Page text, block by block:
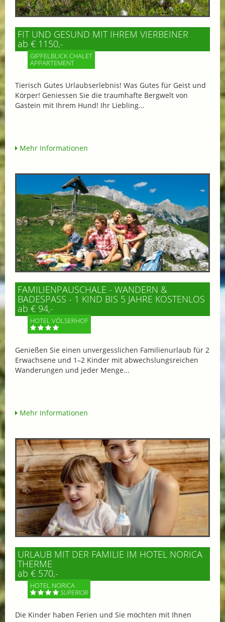
FIT UND GESUND MIT IHREM VIERBEINER
ab € 1150,-
GIPFELBLICK CHALET
APPARTEMENT
Tierisch Gutes Urlaubserlebnis! Was Gutes für Geist und
Körper! Geniessen Sie die traumhafte Bergwelt von
Gastein mit Ihrem Hund! Ihr Liebling...
Mehr Informationen
FAMILIENPAUSCHALE - WANDERN &
BADESPASS - 1 KIND BIS 5 JAHRE KOSTENLOS
ab € 94,-
HOTEL VÖLSERHOF
Genießen Sie einen unvergesslichen Familienurlaub für 2
Erwachsene und 1–2 Kinder mit abwechslungsreichen
Wanderungen und jeder Menge...
Mehr Informationen
URLAUB MIT DER FAMILIE IM HOTEL NORICA
THERME
ab € 570,-
HOTEL NORICA
SUPERIOR
Die Kinder haben Ferien und Sie möchten mit Ihnen